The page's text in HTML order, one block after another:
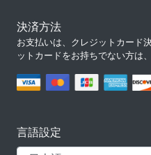
決済方法
お支払いは、クレジットカード
ットカードをお持ちでない方は
言語設定